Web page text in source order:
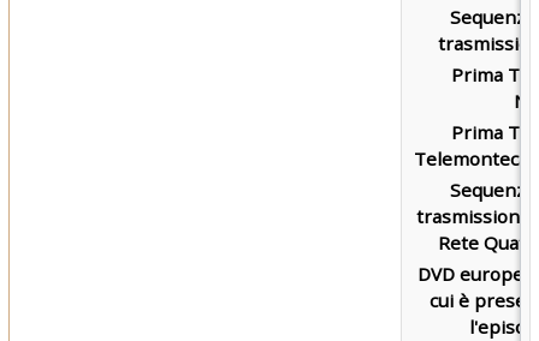
Prima TV
Prima TV
trasmissione
Rete
DVD
cui è